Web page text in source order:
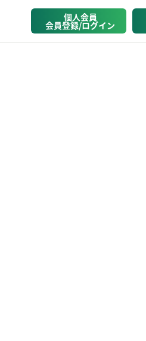
個人会員
会員登録/ログイン